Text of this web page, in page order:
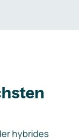
hybrides